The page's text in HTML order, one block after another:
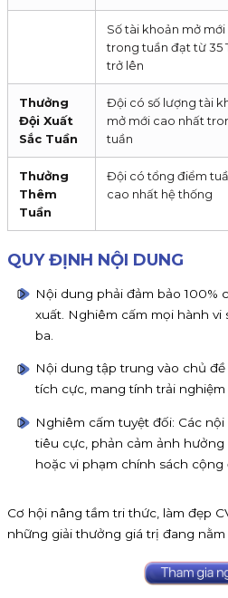
Số tài khoản mở mới
trong tuần đạt từ 35
trở lên
Thưởng
Đội Xuất
Sắc Tuần
Đội có số lượng tài
mở mới cao nhất
tuần
Thưởng
Thêm
Tuần
Đội có tổng điểm
cao nhất hệ thống
QUY ĐỊNH NỘI DUNG
Nội dung phải đảm bảo 100%
xuất. Nghiêm cấm mọi hành
ba.
Nội dung tập trung vào chủ
tích cực, mang tính trải nghiệm
Nghiêm cấm tuyệt đối: Các
tiêu cực, phản cảm ảnh
hoặc vi phạm chính sách cộng
Cơ hội nâng tầm tri thức, làm đẹp
những giải thưởng giá trị đang